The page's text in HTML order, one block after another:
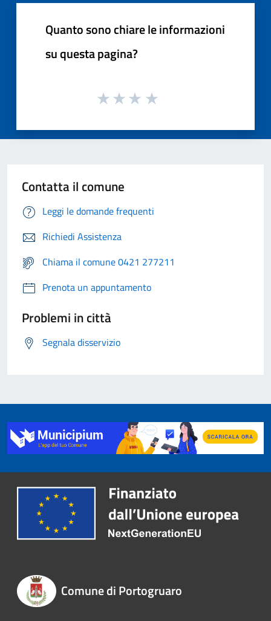
Quanto sono chiare le informazioni
su questa pagina?
Contatta il comune
Leggi le domande frequenti
Richiedi Assistenza
Chiama il comune 0421 277211
Prenota un appuntamento
Problemi in città
Segnala disservizio
Comune di Portogruaro